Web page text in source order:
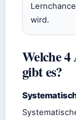
wird.
Welche
gibt es?